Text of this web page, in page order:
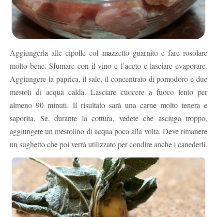
Aggiungerla alle cipolle col mazzetto guarnito e fare rosolare
molto bene. Sfumare con il vino e l’aceto e lasciare evaporare.
Aggiungere la paprica, il sale, il concentrato di pomodoro e due
mestoli di acqua calda. Lasciare cuocere a fuoco lento per
almeno 90 minuti. Il risultato sarà una carne molto tenera e
saporita. Se, durante la cottura, vedete che asciuga troppo,
aggiungete un mestolino di acqua poco alla volta. Deve rimanere
un sughetto che poi verrà utilizzato per condire anche i canederli.